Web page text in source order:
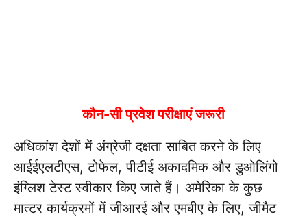
कौन-सी प्रवेश परीक्षाएं जरूरी
अधिकांश देशों में अंग्रेजी दक्षता साबित करने के लिए
आईईएलटीएस, टोफेल, पीटीई अकादमिक और डुओलिंगो
इंग्लिश टेस्ट स्वीकार किए जाते हैं। अमेरिका के कुछ
मात्टर कार्यक्रमों में जीआरई और एमबीए के लिए, जीमैट